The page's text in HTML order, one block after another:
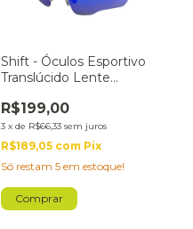
Shift - Óculos Esportivo
Translúcido Lente
R$199,00
3 x de R$66,33 sem juros
R$189,05 com Pix
Só restam 5 em estoque!